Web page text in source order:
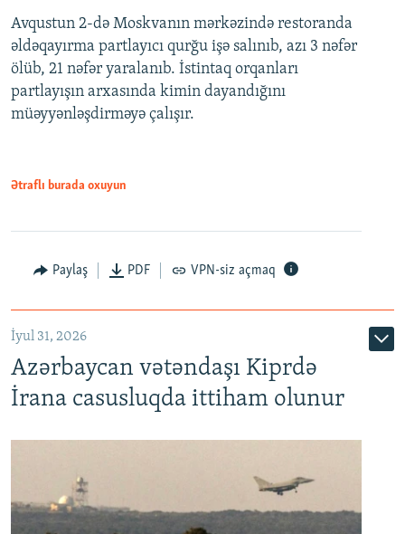
Avqustun 2-də Moskvanın mərkəzində restoranda
əldəqayırma partlayıcı qurğu işə salınıb, azı 3 nəfər
ölüb, 21 nəfər yaralanıb. İstintaq orqanları
partlayışın arxasında kimin dayandığını
müəyyənləşdirməyə çalışır.
Ətraflı burada oxuyun
Paylaş PDF VPN-siz açmaq
İyul 31, 2026
Azərbaycan vətəndaşı Kiprdə
İrana casusluqda ittiham olunur